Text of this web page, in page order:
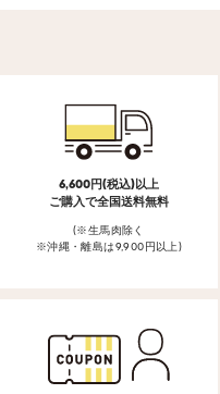
6,600円(税込)以上
ご購入で全国送料無料
(※生馬肉除く
※沖縄・離島は9,900円以上)